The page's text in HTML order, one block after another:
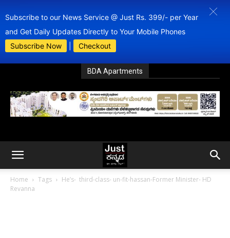
Subscribe to our News Service @ Just Rs. 399/- per Year
and Get Daily Updates Directly to Your Mobile Phones
Subscribe Now
Checkout
BDA Apartments
Home Tags
He’s- third-class- un-fit-hassan-Former Minister- HD
Revanna